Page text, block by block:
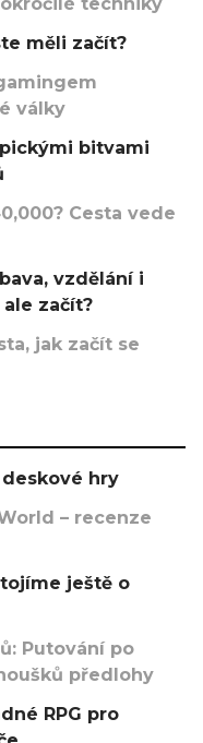
měli začít?
války
bitvami
Cesta vede
vzdělání i
začít?
jak začít se
hry
– recenze
ještě o
Putování po
předlohy
RPG pro